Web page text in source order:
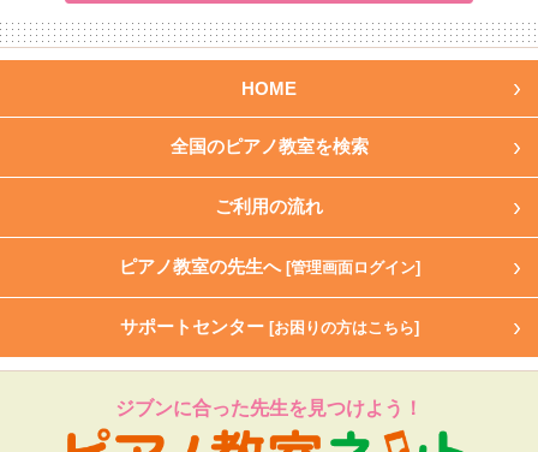
HOME
全国のピアノ教室を検索
ご利用の流れ
ピアノ教室の先生へ [管理画面ログイン]
サポートセンター [お困りの方はこちら]
ジブンに合った先生を見つけよう！